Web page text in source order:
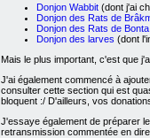
Donjon Wabbit (dont j'ai
Donjon des Rats de
Donjon des Rats de Bonta
Donjon des larves (dont
Mais le plus important, c'est que
J'ai également commencé à
consulter cette section qui est
bloquent :/ D'ailleurs, vos
J'essaye également de préparer
retransmission commentée en